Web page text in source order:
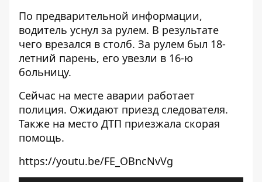
По предварительной информации,
водитель уснул за рулем. В результате
чего врезался в столб. За рулем был 18-
летний парень, его увезли в 16-ю
больницу.
Сейчас на месте аварии работает
полиция. Ожидают приезд следователя.
Также на место ДТП приезжала скорая
помощь.
https://youtu.be/FE_OBncNvVg